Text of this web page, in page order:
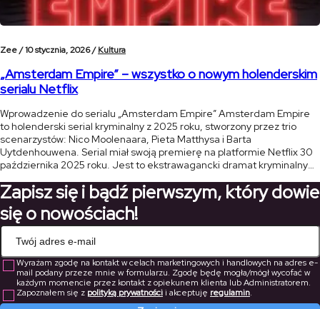
Zee /10 stycznia, 2026 /Kultura
„Amsterdam Empire” – wszystko o nowym holenderskim
serialu Netflix
Wprowadzenie do serialu „Amsterdam Empire” Amsterdam Empire
to holenderski serial kryminalny z 2025 roku, stworzony przez trio
scenarzystów: Nico Moolenaara, Pieta Matthysa i Barta
Uytdenhouwena. Serial miał swoją premierę na platformie Netflix 30
października 2025 roku. Jest to ekstrawagancki dramat kryminalny
konopnej. Serial łączy w sobie elementy dramatu rodzinnego, […]
Zapisz się i bądź pierwszym, który dowie
się o nowościach!
Wyrażam zgodę na kontakt w celach marketingowych i handlowych na adres e-
mail podany przeze mnie w formularzu. Zgodę będę mogła/mógł wycofać w
każdym momencie przez kontakt z opiekunem klienta lub Administratorem.
Zapoznałem się z polityką prywatnościi akceptuję regulamin.